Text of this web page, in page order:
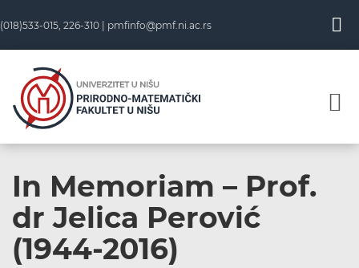
(018)533-015, 226-310 | pmfinfo@pmf.ni.ac.rs
In Memoriam – Prof.
dr Jelica Perović
(1944-2016)